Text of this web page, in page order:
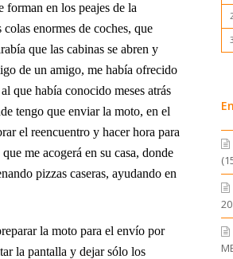
forman en los peajes de la
enormes de coches, que
que las cabinas se abren y
de un amigo, me había ofrecido
que había conocido meses atrás
tengo que enviar la moto, en el
el reencuentro y hacer hora para
me acogerá en su casa, donde
pizzas caseras, ayudando en
la moto para el envío por
la pantalla y dejar sólo los